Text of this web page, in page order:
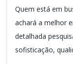
Quem está em
achará a melhor
detalhada
sofisticação,